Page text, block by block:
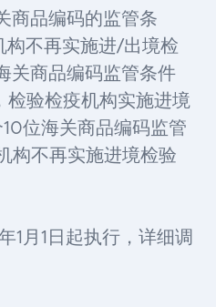
商品编码的监管条
构不再实施进/出境检
关商品编码监管条件
检验检疫机构实施进境
位海关商品编码监管
构不再实施进境检验
1月1日起执行，详细调